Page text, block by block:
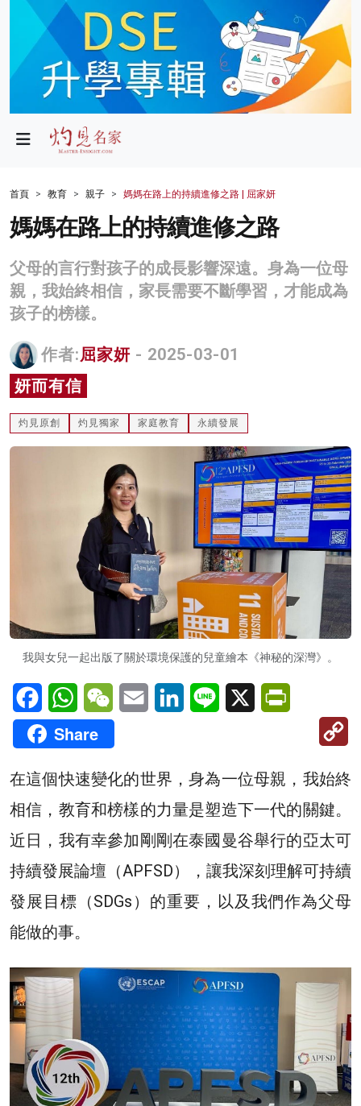
政局
財經
生活
商業
科技
影片
名家榜
灼見活動
關於我們
首頁 教育 親子 媽媽在路上的持續進修之路 | 屈家妍
媽媽在路上的持續進修之路
父母的言行對孩子的成長影響深遠。身為一位母
親，我始終相信，家長需要不斷學習，才能成為
孩子的榜樣。
作者:屈家妍 - 2025-03-01
妍而有信
灼見原創 灼見獨家 家庭教育 永續發展
我與女兒一起出版了關於環境保護的兒童繪本《神秘的深灣》。
FacebookWhatsAppWeChatEmail LinkedInLine X
Share
在這個快速變化的世界，身為一位母親，我始終
相信，教育和榜樣的力量是塑造下一代的關鍵。
近日，我有幸參加剛剛在泰國曼谷舉行的亞太可
持續發展論壇（APFSD），讓我深刻理解可持續
發展目標（SDGs）的重要，以及我們作為父母
能做的事。